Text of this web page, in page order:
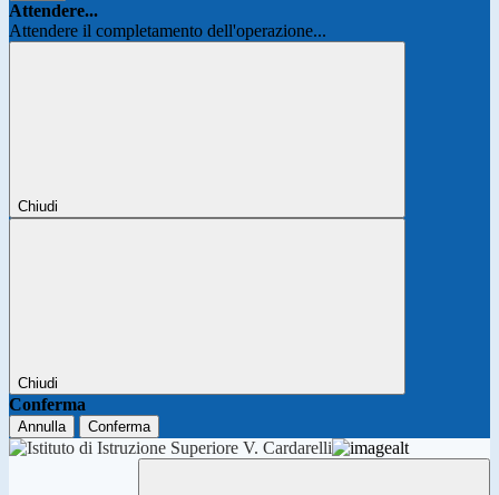
Attendere...
Attendere il completamento dell'operazione...
Chiudi
Chiudi
Conferma
Annulla Conferma